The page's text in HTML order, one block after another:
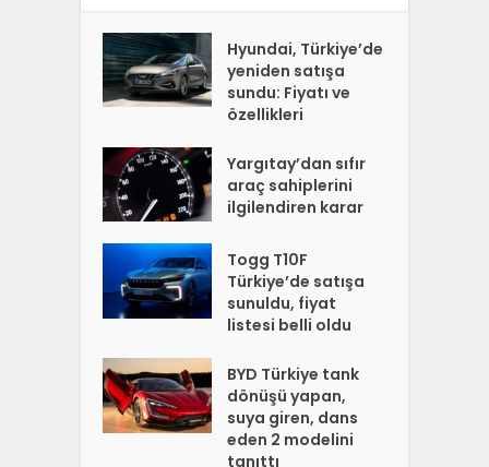
Hyundai, Türkiye’de
yeniden satışa
sundu: Fiyatı ve
özellikleri
Yargıtay’dan sıfır
araç sahiplerini
ilgilendiren karar
Togg T10F
Türkiye’de satışa
sunuldu, fiyat
listesi belli oldu
BYD Türkiye tank
dönüşü yapan,
suya giren, dans
eden 2 modelini
tanıttı